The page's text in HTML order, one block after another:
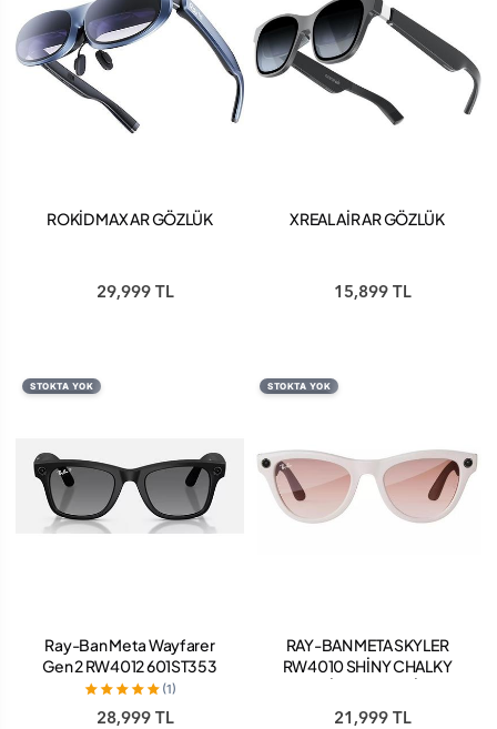
ROKİD MAX AR GÖZLÜK
29,999 TL
XREAL AİR AR GÖZLÜK
15,899 TL
STOKTA YOK
Ray-Ban Meta Wayfarer
Gen 2 RW4012 601ST353
53 Beden Mat Siyah-Polar
Gradient Graphite
(1)
28,999 TL
STOKTA YOK
RAY-BAN META SKYLER
RW4010 SHİNY CHALKY
21,999 TL